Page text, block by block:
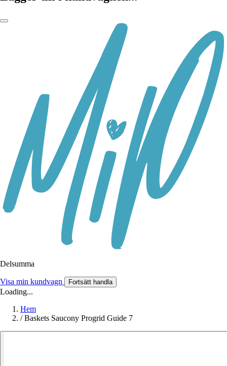
Delsumma
Visa min kundvagn Fortsätt handla
Loading...
Hem
/ Baskets Saucony Progrid Guide 7